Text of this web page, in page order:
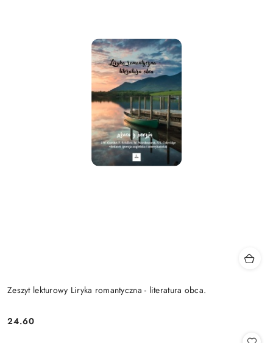
Zeszyt lekturowy Liryka romantyczna - literatura obca.
Cena:
24.60